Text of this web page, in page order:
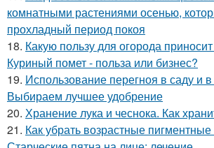
комнатными растениями осенью,
прохладный период покоя
18. Какую пользу для огорода
Куриный помет - польза или бизнес?
19. Использование перегноя в саду и
Выбираем лучшее удобрение
20. Хранение лука и чеснока. Как
21. Как убрать возрастные пигментные